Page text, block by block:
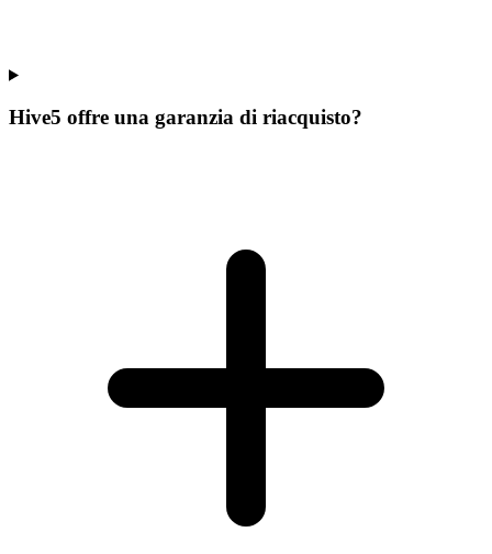
Hive5 offre una garanzia di riacquisto?